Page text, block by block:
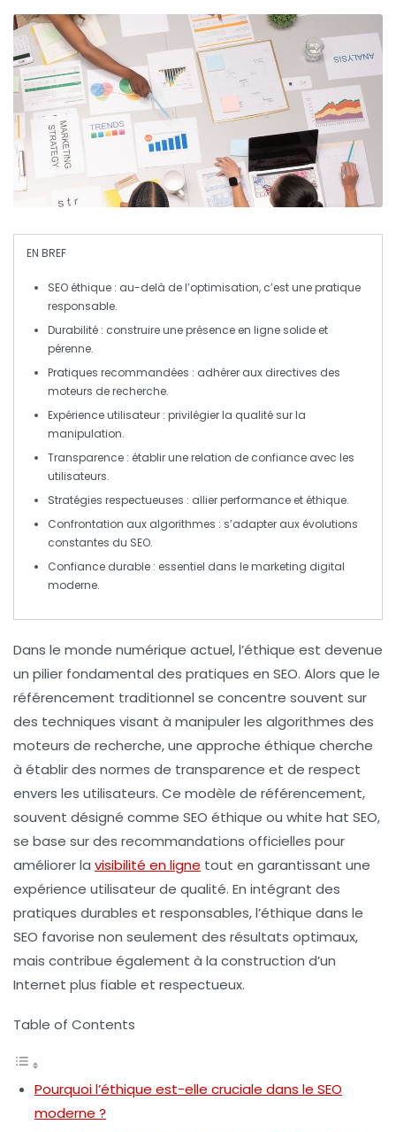
EN BREF
SEO éthique : au-delà de l’optimisation, c’est une pratique
responsable.
Durabilité : construire une présence en ligne solide et
pérenne.
Pratiques recommandées : adhérer aux directives des
moteurs de recherche.
Expérience utilisateur : privilégier la qualité sur la
manipulation.
Transparence : établir une relation de confiance avec les
utilisateurs.
Stratégies respectueuses : allier performance et éthique.
Confrontation aux algorithmes : s’adapter aux évolutions
constantes du SEO.
Confiance durable : essentiel dans le marketing digital
moderne.
Dans le monde numérique actuel, l’éthique est devenue
un pilier fondamental des pratiques en SEO. Alors que le
référencement traditionnel se concentre souvent sur
des techniques visant à manipuler les algorithmes des
moteurs de recherche, une approche éthique cherche
à établir des normes de transparence et de respect
envers les utilisateurs. Ce modèle de référencement,
souvent désigné comme SEO éthique ou white hat SEO,
se base sur des recommandations officielles pour
améliorer la visibilité en ligne tout en garantissant une
expérience utilisateurde qualité. En intégrant des
pratiques durables et responsables, l’éthique dans le
SEO favorise non seulement des résultats optimaux,
mais contribue également à la construction d’un
Internet plus fiable et respectueux.
Table of Contents
Pourquoi l’éthique est-elle cruciale dans le SEO
moderne ?